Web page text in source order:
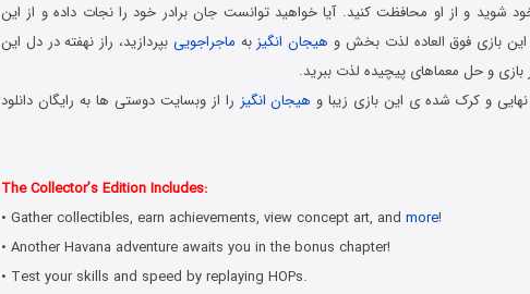
شوید و از او محافظت کنید. آیا خواهید توانست جان برادر خود را نجات داده و از این
این بازی فوق العاده لذت بخش و هیجان انگیز به ماجراجویی بپردازید، راز نهفته در دل این
بازی و حل معماهای پیچیده لذت ببرید.
و کرک شده ی این بازی زیبا و هیجان انگیز را از وبسایت دوستی ها به رایگان دانلود
The Collector’s Edition Includes:
• Gather collectibles, earn achievements, view concept art, and more!
• Another Havana adventure awaits you in the bonus chapter!
• Test your skills and speed by replaying HOPs.